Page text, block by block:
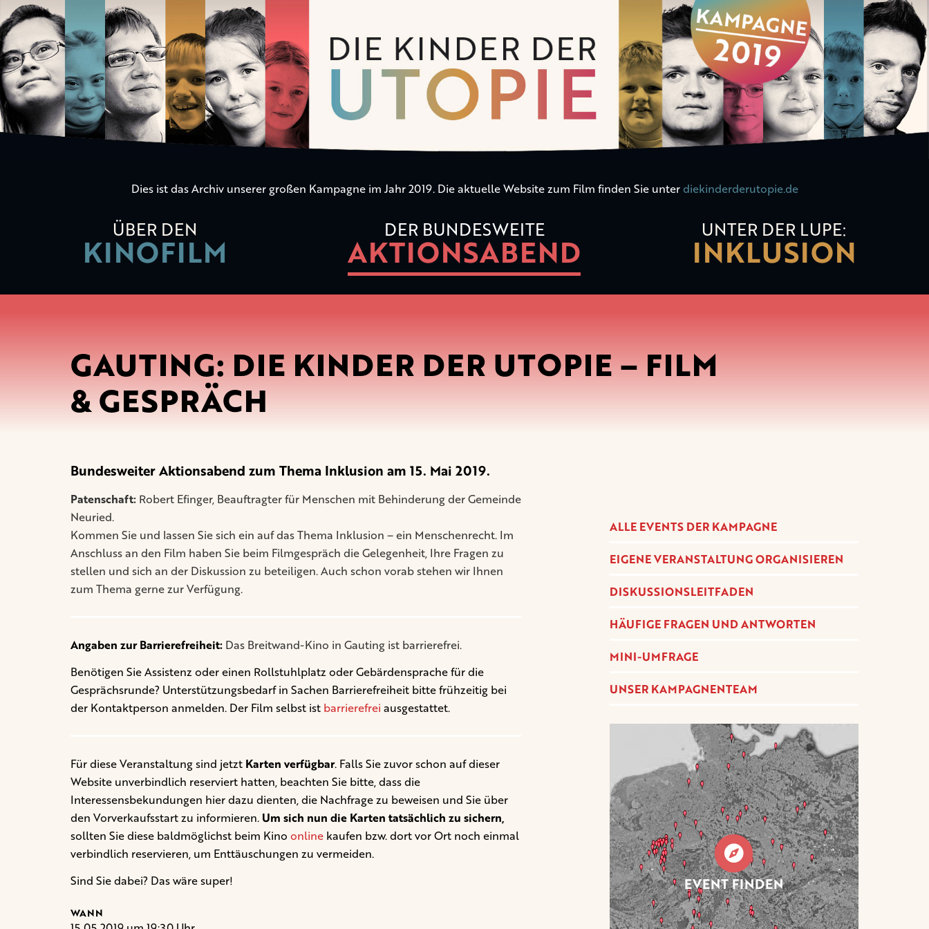
Die
Kinder
der
Utopie
Dies ist das Archiv unserer großen Kampagne im Jahr 2019. Die aktuelle Website zum Film finden Sie unter diekinderderutopie.de
ÜBER DEN
KINOFILM
DER BUNDESWEITE
AKTIONSABEND
UNTER DER LUPE:
INKLUSION
GAUTING: DIE KINDER DER UTOPIE – FILM
& GESPRÄCH
Bundesweiter Aktionsabend zum Thema Inklusion am 15. Mai 2019.
Patenschaft: Robert Efinger, Beauftragter für Menschen mit Behinderung der Gemeinde
Neuried.
Kommen Sie und lassen Sie sich ein auf das Thema Inklusion – ein Menschenrecht. Im
Anschluss an den Film haben Sie beim Filmgespräch die Gelegenheit, Ihre Fragen zu
stellen und sich an der Diskussion zu beteiligen. Auch schon vorab stehen wir Ihnen
zum Thema gerne zur Verfügung.
Angaben zur Barrierefreiheit: Das Breitwand-Kino in Gauting ist barrierefrei.
Benötigen Sie Assistenz oder einen Rollstuhlplatz oder Gebärdensprache für die
Gesprächsrunde? Unterstützungsbedarf in Sachen Barrierefreiheit bitte frühzeitig bei
der Kontaktperson anmelden. Der Film selbst ist barrierefrei ausgestattet.
Für diese Veranstaltung sind jetzt Karten verfügbar. Falls Sie zuvor schon auf dieser
Website unverbindlich reserviert hatten, beachten Sie bitte, dass die
Interessensbekundungen hier dazu dienten, die Nachfrage zu beweisen und Sie über
den Vorverkaufsstart zu informieren. Um sich nun die Karten tatsächlich zu sichern,
sollten Sie diese baldmöglichst beim Kino online kaufen bzw. dort vor Ort noch einmal
verbindlich reservieren, um Enttäuschungen zu vermeiden.
Sind Sie dabei? Das wäre super!
WANN
ALLE EVENTS DER KAMPAGNE
EIGENE VERANSTALTUNG ORGANISIEREN
DISKUSSIONSLEITFADEN
HÄUFIGE FRAGEN UND ANTWORTEN
MINI-UMFRAGE
UNSER KAMPAGNENTEAM
EVENT FINDEN